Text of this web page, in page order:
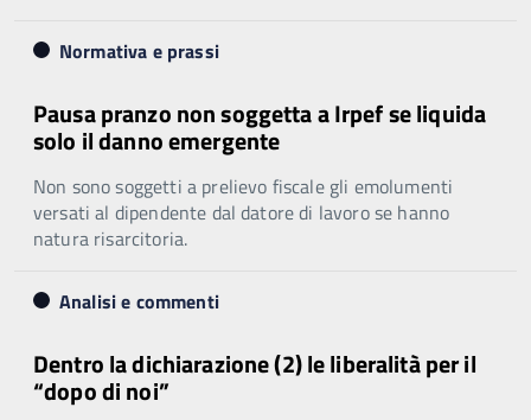
Normativa e prassi
Pausa pranzo non soggetta a Irpef se liquida
solo il danno emergente
Non sono soggetti a prelievo fiscale gli emolumenti
versati al dipendente dal datore di lavoro se hanno
natura risarcitoria.
Analisi e commenti
Dentro la dichiarazione (2) le liberalità per il
“dopo di noi”